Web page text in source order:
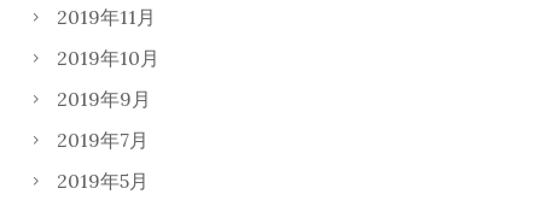
2019年11月
2019年10月
2019年9月
2019年7月
2019年5月